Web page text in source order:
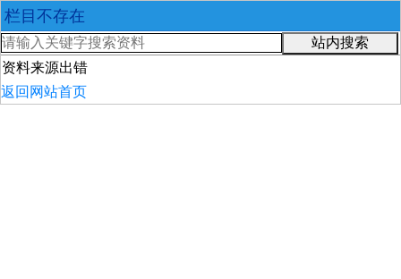
栏目不存在
站内搜索
资料来源出错
返回网站首页